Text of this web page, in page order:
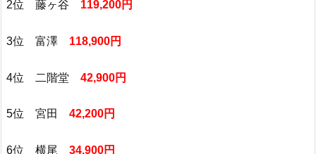
2位 藤ヶ谷 119,200円
3位 富澤 118,900円
4位 二階堂 42,900円
5位 宮田 42,200円
6位 横尾 34,900円